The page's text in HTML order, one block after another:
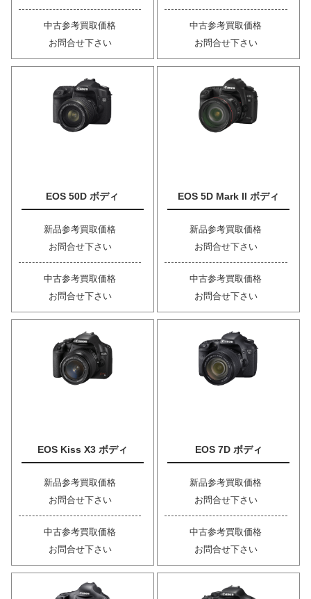
中古参考買取価格
お問合せ下さい
中古参考買取価格
お問合せ下さい
EOS 50D ボディ
新品参考買取価格
お問合せ下さい
中古参考買取価格
お問合せ下さい
EOS 5D Mark II ボディ
新品参考買取価格
お問合せ下さい
中古参考買取価格
お問合せ下さい
EOS Kiss X3 ボディ
新品参考買取価格
お問合せ下さい
中古参考買取価格
お問合せ下さい
EOS 7D ボディ
新品参考買取価格
お問合せ下さい
中古参考買取価格
お問合せ下さい